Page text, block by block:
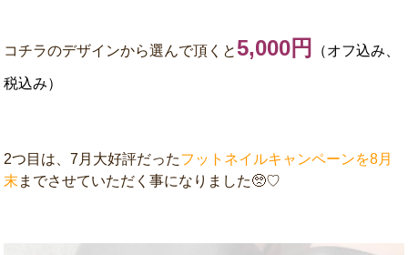
コチラのデザインから選んで頂くと5,000円 （オフ込み、
税込み）
2つ目は、7月大好評だったフットネイルキャンペーンを8月
末 までさせていただく事になりました🥺♡